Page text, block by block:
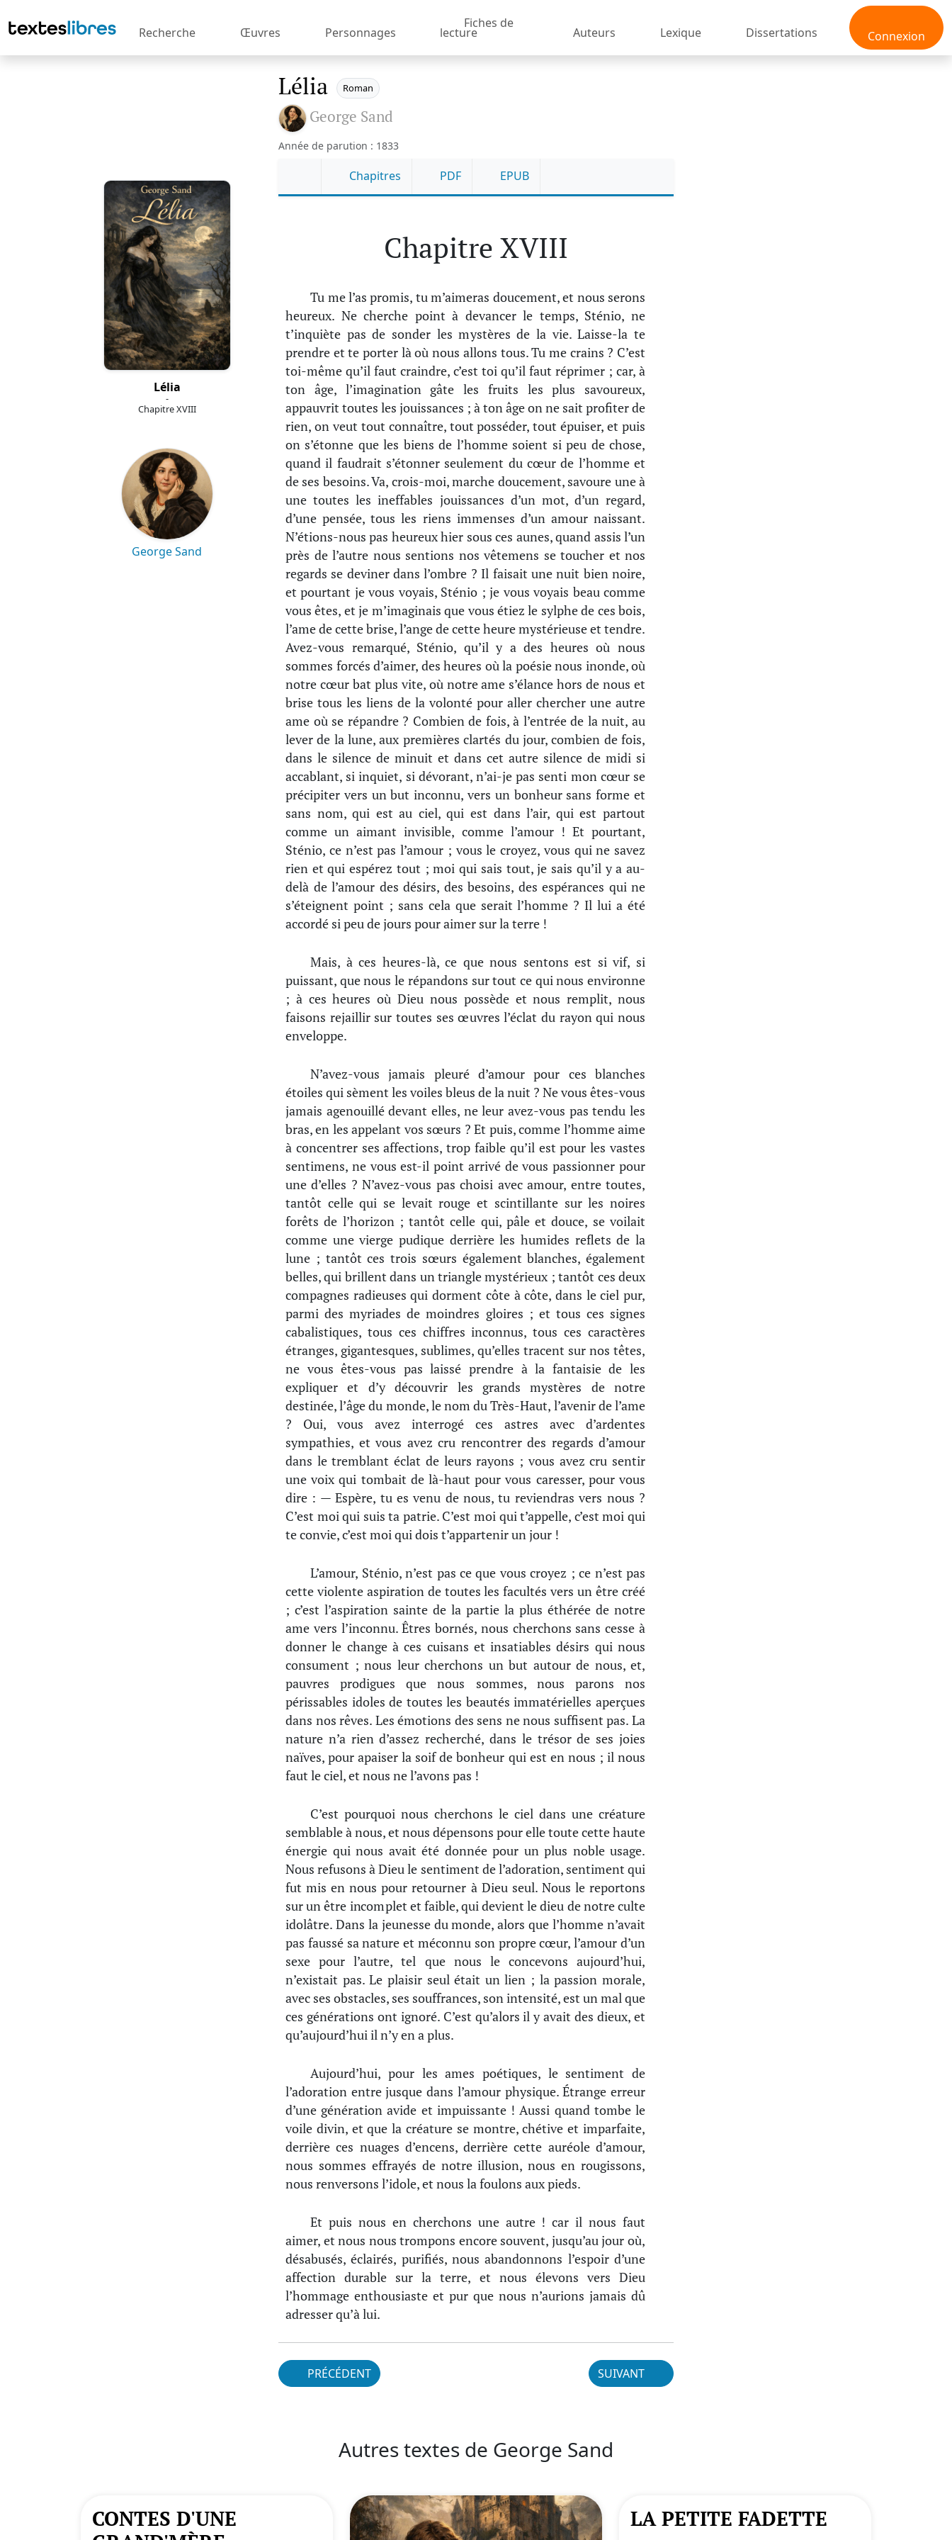
Connexion
Recherche Œuvres Personnages
Fiches de
lecture Auteurs Lexique Dissertations
Lélia
-
Chapitre XVIII
George Sand
Lélia Roman
George Sand
Année de parution : 1833
Chapitres PDF EPUB
Chapitre XVIII
Tu me l’as promis, tu m’aimeras doucement, et nous serons
heureux. Ne cherche point à devancer le temps, Sténio, ne
t’inquiète pas de sonder les mystères de la vie. Laisse-la te
prendre et te porter là où nous allons tous. Tu me crains ? C’est
toi-même qu’il faut craindre, c’est toi qu’il faut réprimer ; car, à
ton âge, l’imagination gâte les fruits les plus savoureux,
appauvrit toutes les jouissances ; à ton âge on ne sait profiter de
rien, on veut tout connaître, tout posséder, tout épuiser, et puis
on s’étonne que les biens de l’homme soient si peu de chose,
quand il faudrait s’étonner seulement du cœur de l’homme et
de ses besoins. Va, crois-moi, marche doucement, savoure une à
une toutes les ineffables jouissances d’un mot, d’un regard,
d’une pensée, tous les riens immenses d’un amour naissant.
N’étions-nous pas heureux hier sous ces aunes, quand assis l’un
près de l’autre nous sentions nos vêtemens se toucher et nos
regards se deviner dans l’ombre ? Il faisait une nuit bien noire,
et pourtant je vous voyais, Sténio ; je vous voyais beau comme
vous êtes, et je m’imaginais que vous étiez le sylphe de ces bois,
l’ame de cette brise, l’ange de cette heure mystérieuse et tendre.
Avez-vous remarqué, Sténio, qu’il y a des heures où nous
sommes forcés d’aimer, des heures où la poésie nous inonde, où
notre cœur bat plus vite, où notre ame s’élance hors de nous et
brise tous les liens de la volonté pour aller chercher une autre
ame où se répandre ? Combien de fois, à l’entrée de la nuit, au
lever de la lune, aux premières clartés du jour, combien de fois,
dans le silence de minuit et dans cet autre silence de midi si
accablant, si inquiet, si dévorant, n’ai-je pas senti mon cœur se
précipiter vers un but inconnu, vers un bonheur sans forme et
sans nom, qui est au ciel, qui est dans l’air, qui est partout
comme un aimant invisible, comme l’amour ! Et pourtant,
Sténio, ce n’est pas l’amour ; vous le croyez, vous qui ne savez
rien et qui espérez tout ; moi qui sais tout, je sais qu’il y a au-
delà de l’amour des désirs, des besoins, des espérances qui ne
s’éteignent point ; sans cela que serait l’homme ? Il lui a été
accordé si peu de jours pour aimer sur la terre !
Mais, à ces heures-là, ce que nous sentons est si vif, si
puissant, que nous le répandons sur tout ce qui nous environne
; à ces heures où Dieu nous possède et nous remplit, nous
faisons rejaillir sur toutes ses œuvres l’éclat du rayon qui nous
enveloppe.
N’avez-vous jamais pleuré d’amour pour ces blanches
étoiles qui sèment les voiles bleus de la nuit ? Ne vous êtes-vous
jamais agenouillé devant elles, ne leur avez-vous pas tendu les
bras, en les appelant vos sœurs ? Et puis, comme l’homme aime
à concentrer ses affections, trop faible qu’il est pour les vastes
sentimens, ne vous est-il point arrivé de vous passionner pour
une d’elles ? N’avez-vous pas choisi avec amour, entre toutes,
tantôt celle qui se levait rouge et scintillante sur les noires
forêts de l’horizon ; tantôt celle qui, pâle et douce, se voilait
comme une vierge pudique derrière les humides reflets de la
lune ; tantôt ces trois sœurs également blanches, également
belles, qui brillent dans un triangle mystérieux ; tantôt ces deux
compagnes radieuses qui dorment côte à côte, dans le ciel pur,
parmi des myriades de moindres gloires ; et tous ces signes
cabalistiques, tous ces chiffres inconnus, tous ces caractères
étranges, gigantesques, sublimes, qu’elles tracent sur nos têtes,
ne vous êtes-vous pas laissé prendre à la fantaisie de les
expliquer et d’y découvrir les grands mystères de notre
destinée, l’âge du monde, le nom du Très-Haut, l’avenir de l’ame
? Oui, vous avez interrogé ces astres avec d’ardentes
sympathies, et vous avez cru rencontrer des regards d’amour
dans le tremblant éclat de leurs rayons ; vous avez cru sentir
une voix qui tombait de là-haut pour vous caresser, pour vous
dire : — Espère, tu es venu de nous, tu reviendras vers nous ?
C’est moi qui suis ta patrie. C’est moi qui t’appelle, c’est moi qui
te convie, c’est moi qui dois t’appartenir un jour !
L’amour, Sténio, n’est pas ce que vous croyez ; ce n’est pas
cette violente aspiration de toutes les facultés vers un être créé
; c’est l’aspiration sainte de la partie la plus éthérée de notre
ame vers l’inconnu. Êtres bornés, nous cherchons sans cesse à
donner le change à ces cuisans et insatiables désirs qui nous
consument ; nous leur cherchons un but autour de nous, et,
pauvres prodigues que nous sommes, nous parons nos
périssables idoles de toutes les beautés immatérielles aperçues
dans nos rêves. Les émotions des sens ne nous suffisent pas. La
nature n’a rien d’assez recherché, dans le trésor de ses joies
naïves, pour apaiser la soif de bonheur qui est en nous ; il nous
faut le ciel, et nous ne l’avons pas !
C’est pourquoi nous cherchons le ciel dans une créature
semblable à nous, et nous dépensons pour elle toute cette haute
énergie qui nous avait été donnée pour un plus noble usage.
Nous refusons à Dieu le sentiment de l’adoration, sentiment qui
fut mis en nous pour retourner à Dieu seul. Nous le reportons
sur un être incomplet et faible, qui devient le dieu de notre culte
idolâtre. Dans la jeunesse du monde, alors que l’homme n’avait
pas faussé sa nature et méconnu son propre cœur, l’amour d’un
sexe pour l’autre, tel que nous le concevons aujourd’hui,
n’existait pas. Le plaisir seul était un lien ; la passion morale,
avec ses obstacles, ses souffrances, son intensité, est un mal que
ces générations ont ignoré. C’est qu’alors il y avait des dieux, et
qu’aujourd’hui il n’y en a plus.
Aujourd’hui, pour les ames poétiques, le sentiment de
l’adoration entre jusque dans l’amour physique. Étrange erreur
d’une génération avide et impuissante ! Aussi quand tombe le
voile divin, et que la créature se montre, chétive et imparfaite,
derrière ces nuages d’encens, derrière cette auréole d’amour,
nous sommes effrayés de notre illusion, nous en rougissons,
nous renversons l’idole, et nous la foulons aux pieds.
Et puis nous en cherchons une autre ! car il nous faut
aimer, et nous nous trompons encore souvent, jusqu’au jour où,
désabusés, éclairés, purifiés, nous abandonnons l’espoir d’une
affection durable sur la terre, et nous élevons vers Dieu
l’hommage enthousiaste et pur que nous n’aurions jamais dû
adresser qu’à lui.
PRÉCÉDENT SUIVANT
Autres textes de George Sand
CONTES D'UNE
LA PETITE FADETTE